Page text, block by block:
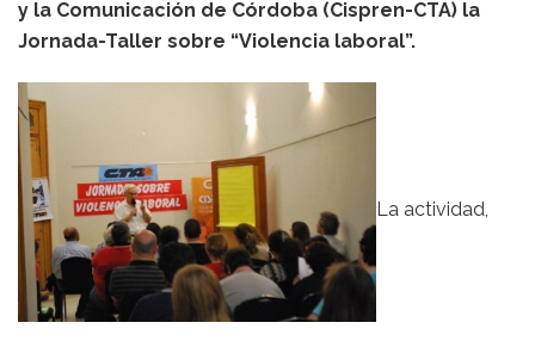
y la Comunicación de Córdoba (Cispren-CTA) la
Jornada-Taller sobre “Violencia laboral”.
La actividad,